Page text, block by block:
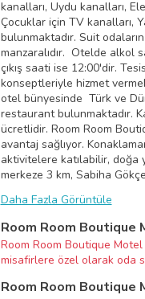
kanalları, Uydu kanalları,
Çocuklar için TV kanalları,
bulunmaktadır. Suit
manzaralıdır. Otelde alkol
çıkış saati ise 12:00'dir.
konseptleriyle hizmet
otel bünyesinde Türk ve
restaurant bulunmaktadır.
ücretlidir. Room Room
avantaj sağlıyor.
aktivitelere katılabilir, doğa
merkeze 3 km, Sabiha
Daha Fazla Görüntüle
Room Room Boutique
Room Room Boutique
misafirlere özel olarak oda
Room Room Boutique